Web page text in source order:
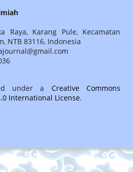
Raya, Karang Pule, Kecamatan
NTB 83116, Indonesia
under a Creative Commons
International License.